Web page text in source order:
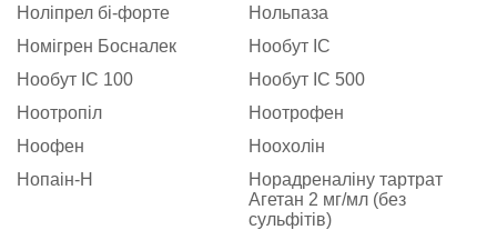
Ноліпрел бі-форте
Нольпаза
Номігрен Босналек
Нообут ІС
Нообут ІС 100
Нообут ІС 500
Ноотропіл
Ноотрофен
Ноофен
Ноохолін
Нопаін-Н
Норадреналіну тартрат
Агетан 2 мг/мл (без
сульфітів)